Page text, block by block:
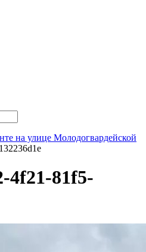
на улице Молодогвардейской
4f21-81f5-